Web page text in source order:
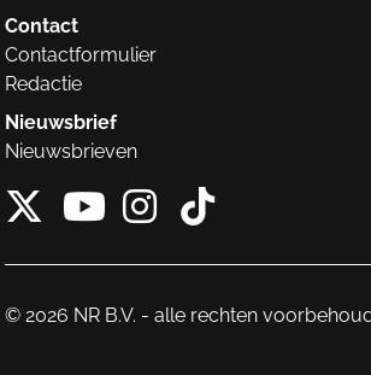
Contact
Contactformulier
Redactie
Nieuwsbrief
Nieuwsbrieven
X van NieuwRechts
Instagram
Tiktok
© 2026 NR B.V. - alle rechten